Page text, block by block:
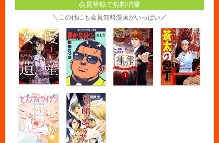
会員登録で無料増量
＼この他にも会員無料漫画がいっぱい／